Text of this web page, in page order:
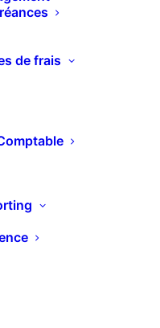
de frais
faut faire dans
déclarations de
ce nouveau
parler que Francis
vous mettre un